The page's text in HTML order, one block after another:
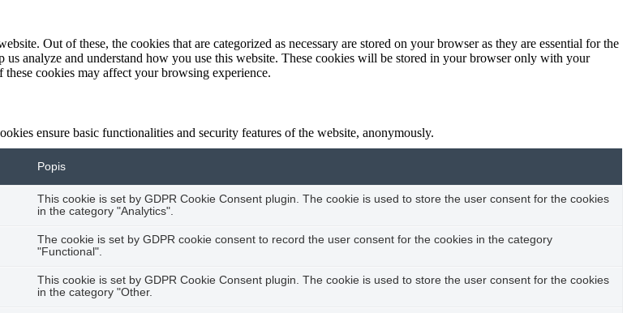
Out of these, the cookies that are categorized as necessary are stored on your browser as they are essential for the
analyze and understand how you use this website. These cookies will be stored in your browser only with your
cookies may affect your browsing experience.
ensure basic functionalities and security features of the website, anonymously.
Popis
This cookie is set by GDPR Cookie Consent plugin. The cookie is used to store the user consent for the cookies
in the category "Analytics".
The cookie is set by GDPR cookie consent to record the user consent for the cookies in the category
"Functional".
This cookie is set by GDPR Cookie Consent plugin. The cookie is used to store the user consent for the cookies
in the category "Other.